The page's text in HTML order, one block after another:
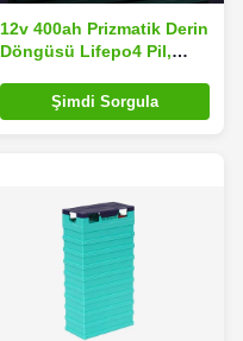
12v 400ah Prizmatik Derin
Döngüsü Lifepo4 Pil,
AküleriŞimdi Sorgula